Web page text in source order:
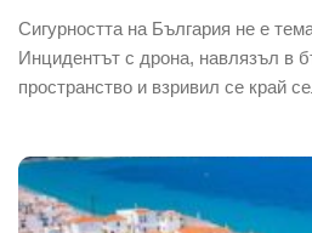
Сигурността на България не е
Инцидентът с дрона, навлязъл в
пространство и взривил се край